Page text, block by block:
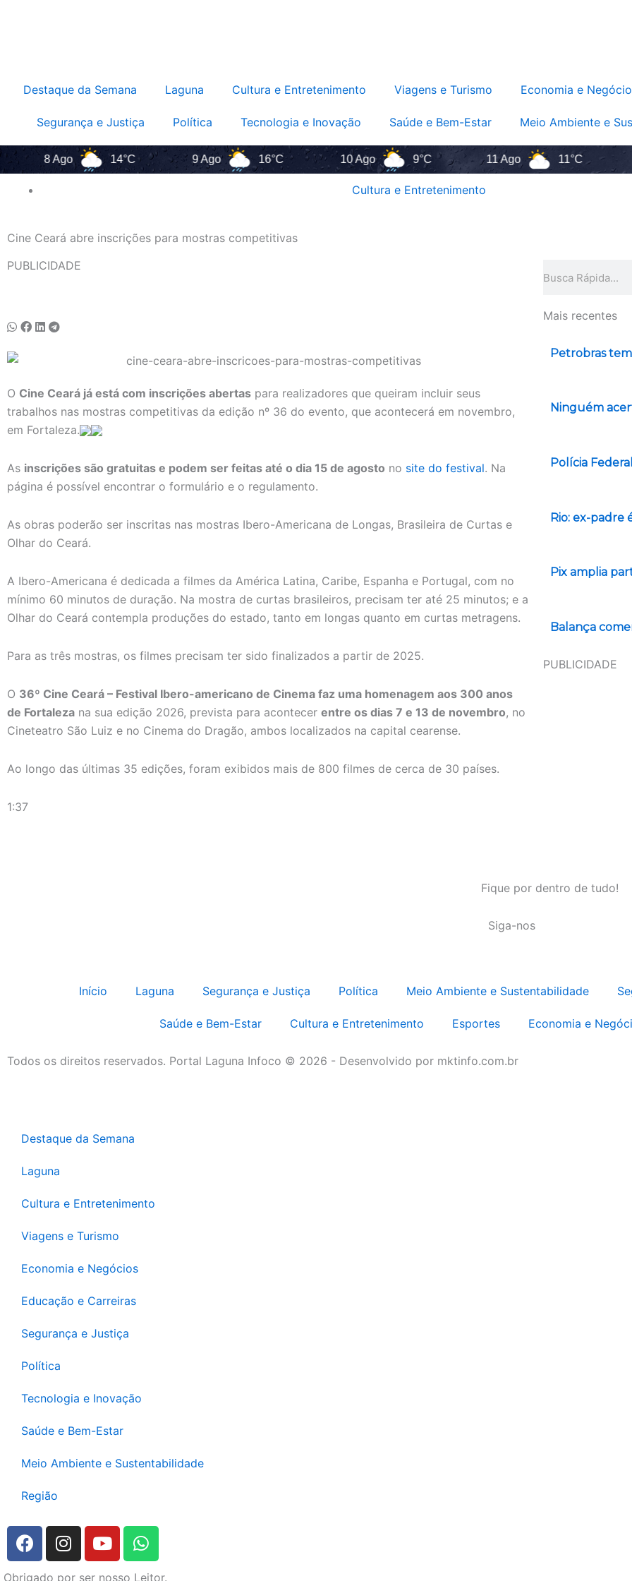
Destaque da Semana Laguna Cultura e Entretenimento Viagens e Turismo Economia e
Segurança e Justiça Política Tecnologia e Inovação Saúde e Bem-Estar Meio Ambiente e
8 Ago 14°C 9 Ago 16°C 10 Ago 9°C 11 Ago 11°C 12
Cultura e Entretenimento
Cine Ceará abre inscrições para mostras competitivas
PUBLICIDADE
O Cine Ceará já está com inscrições abertas para realizadores que queiram incluir seus
trabalhos nas mostras competitivas da edição nº 36 do evento, que acontecerá em novembro,
em Fortaleza.
As inscrições são gratuitas e podem ser feitas até o dia 15 de agosto no site do festival. Na
página é possível encontrar o formulário e o regulamento.
As obras poderão ser inscritas nas mostras Ibero-Americana de Longas, Brasileira de Curtas e
Olhar do Ceará.
A Ibero-Americana é dedicada a filmes da América Latina, Caribe, Espanha e Portugal, com no
mínimo 60 minutos de duração. Na mostra de curtas brasileiros, precisam ter até 25 minutos; e a
Olhar do Ceará contempla produções do estado, tanto em longas quanto em curtas metragens.
Para as três mostras, os filmes precisam ter sido finalizados a partir de 2025.
O 36º Cine Ceará – Festival Ibero-americano de Cinema faz uma homenagem aos 300 anos
de Fortaleza na sua edição 2026, prevista para acontecer entre os dias 7 e 13 de novembro, no
Cineteatro São Luiz e no Cinema do Dragão, ambos localizados na capital cearense.
Ao longo das últimas 35 edições, foram exibidos mais de 800 filmes de cerca de 30 países.
1:37
Mais recentes
Petrobras
Ninguém
Polícia
Rio: ex-padre
Pix amplia
Balança
PUBLICIDADE
Fique por dentro de tudo!
Siga-nos
Início Laguna Segurança e Justiça Política Meio Ambiente e Sustentabilidade
Saúde e Bem-Estar Cultura e Entretenimento Esportes Economia e
Todos os direitos reservados. Portal Laguna Infoco © 2026 - Desenvolvido por mktinfo.com.br
Destaque da Semana
Laguna
Cultura e Entretenimento
Viagens e Turismo
Economia e Negócios
Educação e Carreiras
Segurança e Justiça
Política
Tecnologia e Inovação
Saúde e Bem-Estar
Meio Ambiente e Sustentabilidade
Região
F
a
c
I
n
Y
o
W
h
a
Obrigado por ser nosso Leitor.